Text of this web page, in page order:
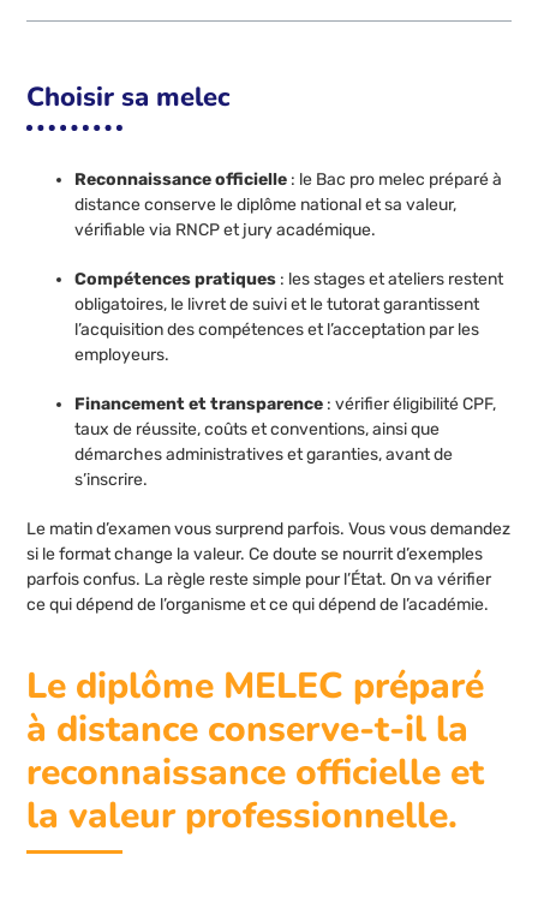
Choisir sa melec
Reconnaissance officielle : le Bac pro melec préparé à
distance conserve le diplôme national et sa valeur,
vérifiable via RNCP et jury académique.
Compétences pratiques : les stages et ateliers restent
obligatoires, le livret de suivi et le tutorat garantissent
l’acquisition des compétences et l’acceptation par les
employeurs.
Financement et transparence : vérifier éligibilité CPF,
taux de réussite, coûts et conventions, ainsi que
démarches administratives et garanties, avant de
s’inscrire.
Le matin d’examen vous surprend parfois. Vous vous demandez
si le format change la valeur. Ce doute se nourrit d’exemples
parfois confus. La règle reste simple pour l’État. On va vérifier
ce qui dépend de l’organisme et ce qui dépend de l’académie.
Le diplôme MELEC préparé
à distance conserve-t-il la
reconnaissance officielle et
la valeur professionnelle.